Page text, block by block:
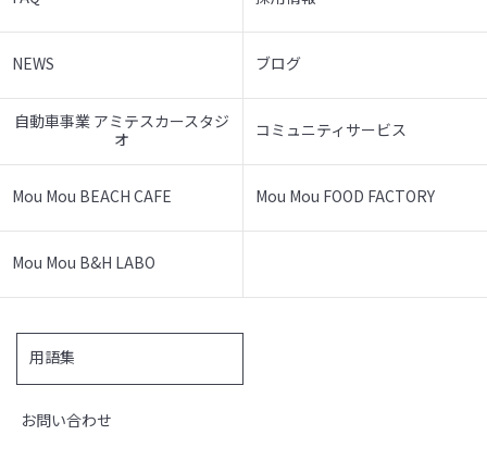
NEWS ブログ
自動車事業 アミテスカースタジ
オ
コミュニティサービス
Mou Mou BEACH CAFE Mou Mou FOOD FACTORY
Mou Mou B&H LABO
用語集
お問い合わせ